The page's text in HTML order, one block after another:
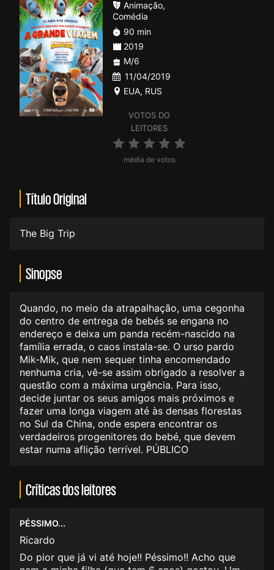
VOTOS DO
LEITORES
média de votos
Animação,
Comédia
90 min
2019
M/6
11/04/2019
EUA, RUS
Título Original
The Big Trip
Sinopse
Quando, no meio da atrapalhação, uma cegonha
do centro de entrega de bebés se engana no
endereço e deixa um panda recém-nascido na
família errada, o caos instala-se. O urso pardo
Mik-Mik, que nem sequer tinha encomendado
nenhuma cria, vê-se assim obrigado a resolver a
questão com a máxima urgência. Para isso,
decide juntar os seus amigos mais próximos e
fazer uma longa viagem até às densas florestas
no Sul da China, onde espera encontrar os
verdadeiros progenitores do bebé, que devem
estar numa aflição terrível. PÚBLICO
Críticas dos leitores
PÉSSIMO...
Ricardo
Do pior que já vi até hoje!! Péssimo!! Acho que